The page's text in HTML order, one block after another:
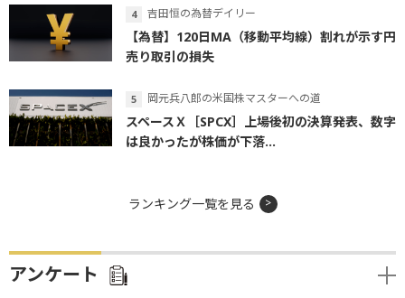
吉田恒の為替デイリー
【為替】120日MA（移動平均線）割れが示す円
売り取引の損失
岡元兵八郎の米国株マスターへの道
スペースＸ［SPCX］上場後初の決算発表、数字
は良かったが株価が下落...
ランキング一覧を見る
アンケート